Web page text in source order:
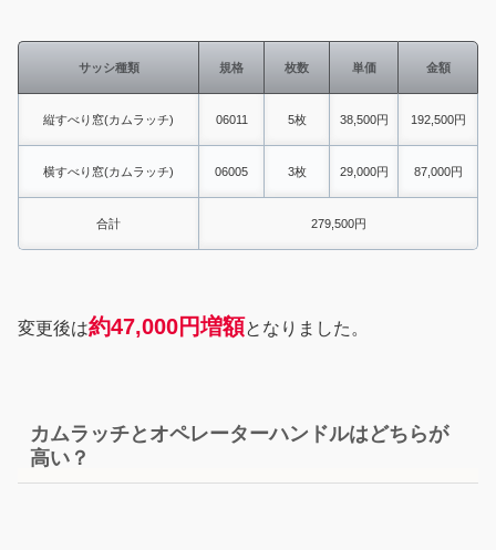
サッシ種類 規格 枚数 単価 金額
縦すべり窓(カムラッチ) 06011 5枚 38,500円 192,500円
横すべり窓(カムラッチ) 06005 3枚 29,000円 87,000円
合計 279,500円
変更後は約47,000円増額となりました。
カムラッチとオペレーターハンドルはどちらが
高い？